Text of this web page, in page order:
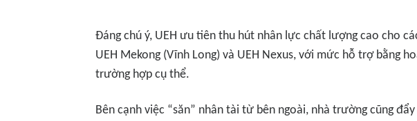
Đáng chú ý, UEH ưu tiên thu hút nhân lực chất lượng cao cho
UEH Mekong (Vĩnh Long) và UEH Nexus, với mức hỗ trợ bằng
trường hợp cụ thể.
Bên cạnh việc “săn” nhân tài từ bên ngoài, nhà trường cũng